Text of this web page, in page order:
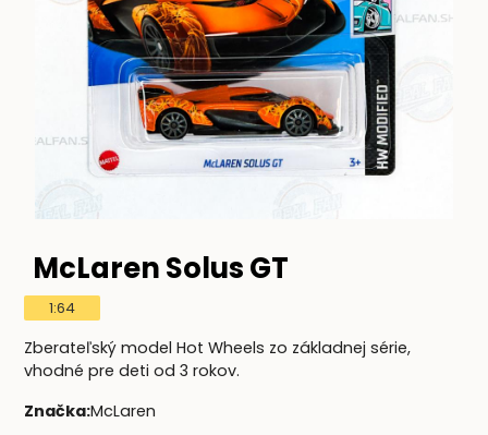
McLaren Solus GT
1:64
Zberateľský model Hot Wheels zo základnej série,
vhodné pre deti od 3 rokov.
Značka:McLaren